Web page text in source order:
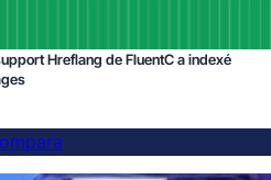
Hreflang de FluentC a indexé